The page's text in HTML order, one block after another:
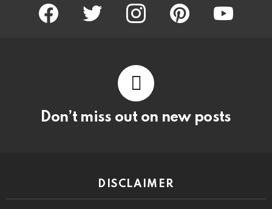
facebook twitter instagram pinterest youtube
Don’t miss out on new posts
DISCLAIMER